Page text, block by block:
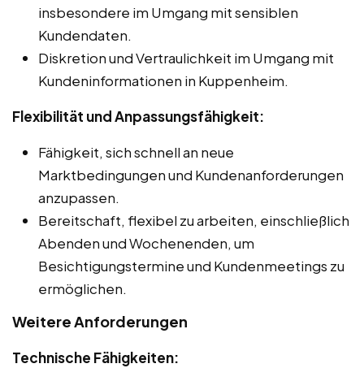
insbesondere im Umgang mit sensiblen
Kundendaten.
Diskretion und Vertraulichkeit im Umgang mit
Kundeninformationen in Kuppenheim.
Flexibilität und Anpassungsfähigkeit:
Fähigkeit, sich schnell an neue
Marktbedingungen und Kundenanforderungen
anzupassen.
Bereitschaft, flexibel zu arbeiten, einschließlich
Abenden und Wochenenden, um
Besichtigungstermine und Kundenmeetings zu
ermöglichen.
Weitere Anforderungen
Technische Fähigkeiten: